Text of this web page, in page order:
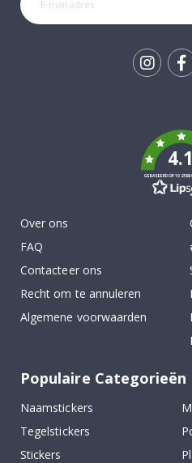
GEBASEERD OP 1025
Over ons
FAQ
Contacteer ons
Recht om te annuleren
Algemene voorwaarden
Populaire Categorieën
Naamstickers
Tegelstickers
Stickers